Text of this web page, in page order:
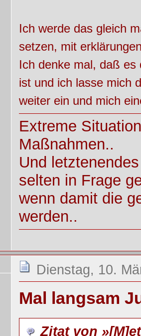
Ich werde das gleich
setzen, mit
Ich denke mal, daß es
ist und ich lasse mich
weiter ein und mich
Extreme
Maßnahmen..
Und
selten in Frage
wenn damit die
werden..
Dienstag, 10.
Mal langsam
Zitat von